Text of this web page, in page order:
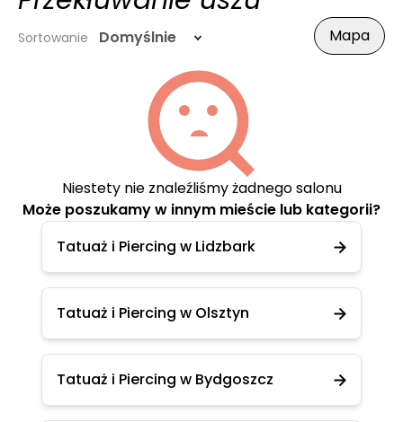
Sortowanie Domyślnie Mapa
Niestety nie znaleźliśmy żadnego salonu
Może poszukamy w innym mieście lub kategorii?
Tatuaż i Piercing w Lidzbark
Tatuaż i Piercing w Olsztyn
Tatuaż i Piercing w Bydgoszcz